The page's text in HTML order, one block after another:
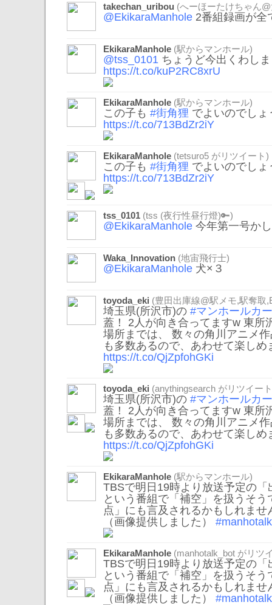
takechan_uribou (へーほーたけちゃん
@EkikaraManhole 2番組録画が全
EkikaraManhole (駅からマンホール)
@tss_0101 ちょうど今出くわし
https://t.co/kuP2RC8xrU
EkikaraManhole (駅からマンホール)
この子も #街角狸 でよいのでしょ
https://t.co/713BdZr2iY
EkikaraManhole (tetsuro5 がリツイート)
この子も #街角狸 でよいのでしょ
https://t.co/713BdZr2iY
tss_0101 (tss (夜行性昼行燈)🔑)
@EkikaraManhole 今年第一号か
Waka_Innovation (地宙飛行士)
@EkikaraManhole 犬×３
toyoda_eki (豊田出庫線@駅メモ,駅奪取
埼玉県(所沢市)の #マンホールカ
蓋！ 2人が向き合ってますw 東所
場所までは、 数々の角川アニメ
も多数あるので、あわせて楽しめ
https://t.co/QjZpfohGKi
toyoda_eki (anythingsearch がリツイー
埼玉県(所沢市)の #マンホールカ
蓋！ 2人が向き合ってますw 東所
場所までは、 数々の角川アニメ
も多数あるので、あわせて楽しめ
https://t.co/QjZpfohGKi
EkikaraManhole (駅からマンホール)
TBSで明日19時より放送予定の
という番組で「補空」を扱うそ
点」にも言及されるかもしれま
（画像提供しました） #manhotalk
EkikaraManhole (manhotalk_bot がリツ
TBSで明日19時より放送予定の
という番組で「補空」を扱うそ
点」にも言及されるかもしれま
（画像提供しました） #manhotalk